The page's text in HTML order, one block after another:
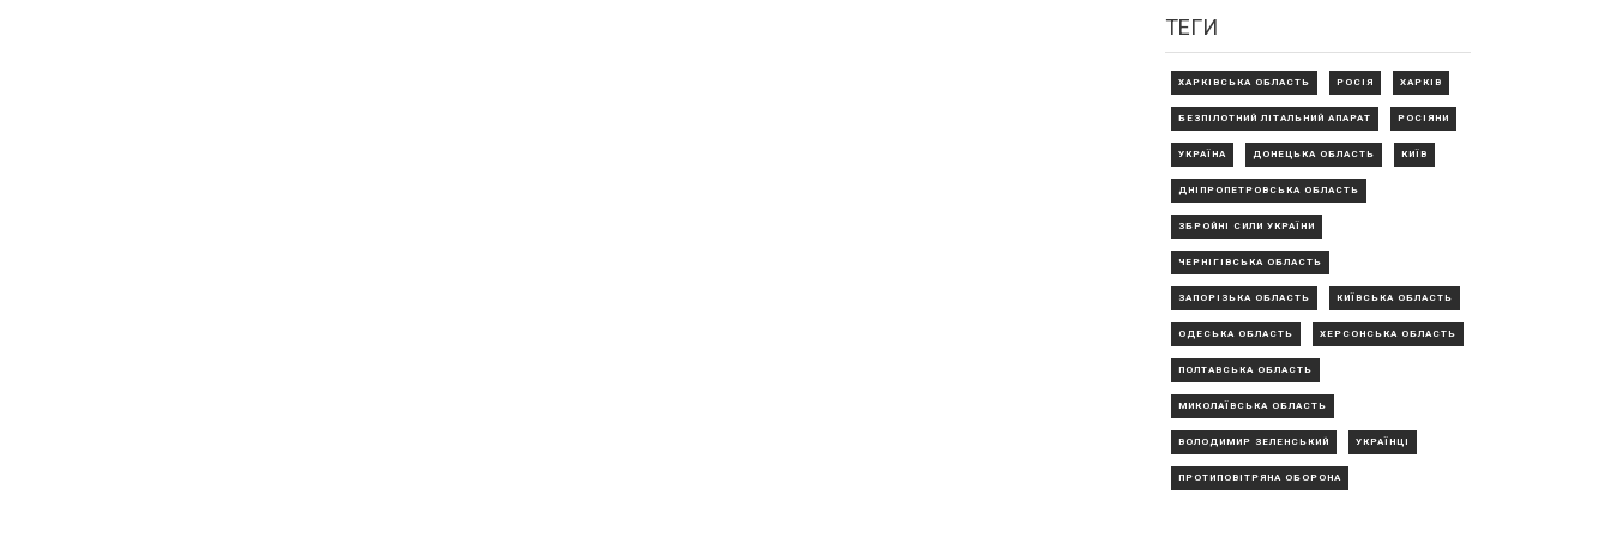
ТЕГИ
ХАРКІВСЬКА ОБЛАСТЬ РОСІЯ ХАРКІВ
БЕЗПІЛОТНИЙ ЛІТАЛЬНИЙ АПАРАТ РОСІЯНИ
УКРАЇНА ДОНЕЦЬКА ОБЛАСТЬ КИЇВ
ДНІПРОПЕТРОВСЬКА ОБЛАСТЬ
ЗБРОЙНІ СИЛИ УКРАЇНИ
ЧЕРНІГІВСЬКА ОБЛАСТЬ
ЗАПОРІЗЬКА ОБЛАСТЬ КИЇВСЬКА ОБЛАСТЬ
ОДЕСЬКА ОБЛАСТЬ ХЕРСОНСЬКА ОБЛАСТЬ
ПОЛТАВСЬКА ОБЛАСТЬ
МИКОЛАЇВСЬКА ОБЛАСТЬ
ВОЛОДИМИР ЗЕЛЕНСЬКИЙ УКРАЇНЦІ
ПРОТИПОВІТРЯНА ОБОРОНА